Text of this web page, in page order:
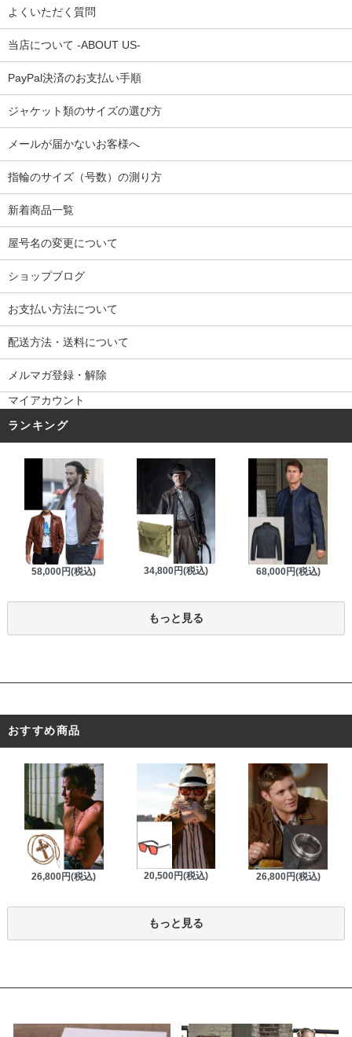
よくいただく質問
当店について -ABOUT US-
PayPal決済のお支払い手順
ジャケット類のサイズの選び方
メールが届かないお客様へ
指輪のサイズ（号数）の測り方
新着商品一覧
屋号名の変更について
ショップブログ
お支払い方法について
配送方法・送料について
メルマガ登録・解除
マイアカウント
ランキング
58,000円(税込) 34,800円(税込) 68,000円(税込)
もっと見る
おすすめ商品
26,800円(税込) 20,500円(税込) 26,800円(税込)
もっと見る